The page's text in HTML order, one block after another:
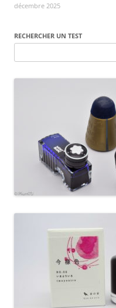
décembre 2025
RECHERCHER UN TEST